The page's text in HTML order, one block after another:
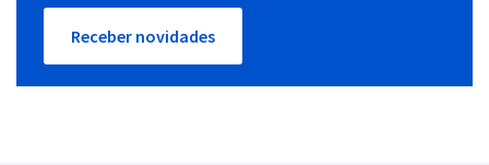
Receber novidades